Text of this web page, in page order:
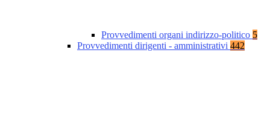
Provvedimenti organi indirizzo-politico 5
Provvedimenti dirigenti - amministrativi 442